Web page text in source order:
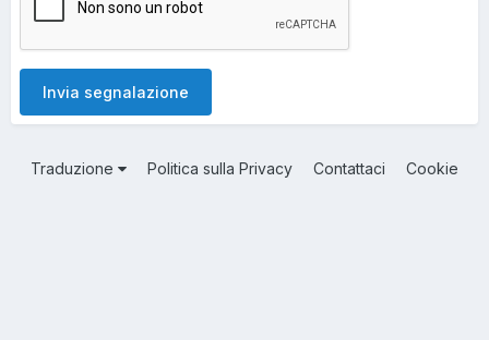
Invia segnalazione
Traduzione Politica sulla Privacy Contattaci Cookie